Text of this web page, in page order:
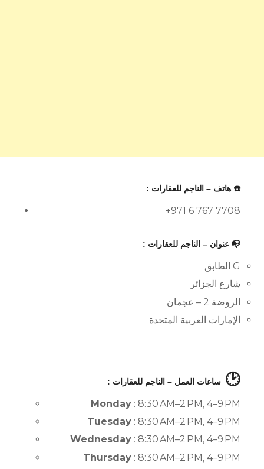
☎️ هاتف – الناجم للعقارات :
+971 6 767 7708
📭 عنوان – الناجم للعقارات :
G الطابق
شارع الجزائر
الروضة 2 – عجمان
الإمارات العربية المتحدة
🕑 ساعات العمل – الناجم للعقارات :
Monday : 8:30 AM–2 PM, 4–9 PM
Tuesday : 8:30 AM–2 PM, 4–9 PM
Wednesday : 8:30 AM–2 PM, 4–9 PM
Thursday : 8:30 AM–2 PM, 4–9 PM